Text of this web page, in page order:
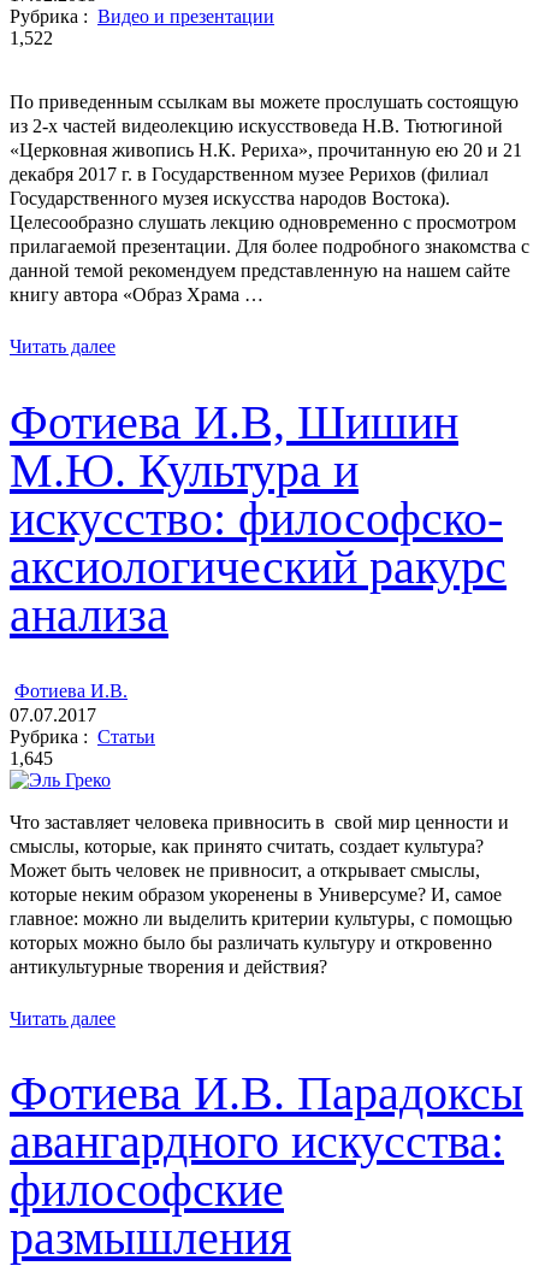
Рубрика : Видео и презентации
1,522
По приведенным ссылкам вы можете прослушать состоящую
из 2-х частей видеолекцию искусствоведа Н.В. Тютюгиной
«Церковная живопись Н.К. Рериха», прочитанную ею 20 и 21
декабря 2017 г. в Государственном музее Рерихов (филиал
Государственного музея искусства народов Востока).
Целесообразно слушать лекцию одновременно с просмотром
прилагаемой презентации. Для более подробного знакомства с
данной темой рекомендуем представленную на нашем сайте
книгу автора «Образ Храма …
Читать далее
Фотиева И.В, Шишин
М.Ю. Культура и
искусство: философско-
аксиологический ракурс
анализа
Фотиева И.В.
07.07.2017
Рубрика : Статьи
1,645
Что заставляет человека привносить в свой мир ценности и
смыслы, которые, как принято считать, создает культура?
Может быть человек не привносит, а открывает смыслы,
которые неким образом укоренены в Универсуме? И, самое
главное: можно ли выделить критерии культуры, с помощью
которых можно было бы различать культуру и откровенно
антикультурные творения и действия?
Читать далее
Фотиева И.В. Парадоксы
авангардного искусства:
философские
размышления